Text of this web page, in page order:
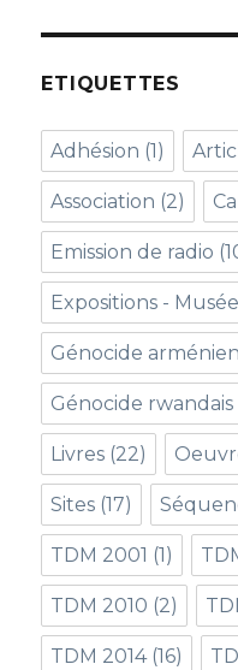
ETIQUETTES
Adhésion (1)
Association (2)
Emission de radio
Expositions -
Génocide arménien
Génocide rwandais
Livres (22)
Sites (17)
TDM 2001 (1)
TDM 2010 (2)
TDM 2014(16)